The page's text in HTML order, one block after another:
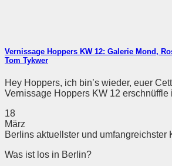
Vernissage Hoppers KW 12: Galerie Mond,
Tom Tykwer
Hey Hoppers, ich bin’s wieder, euer
Vernissage Hoppers KW 12 erschnüffle
18
März
Berlins aktuellster und umfangreichster
Was ist los in Berlin?